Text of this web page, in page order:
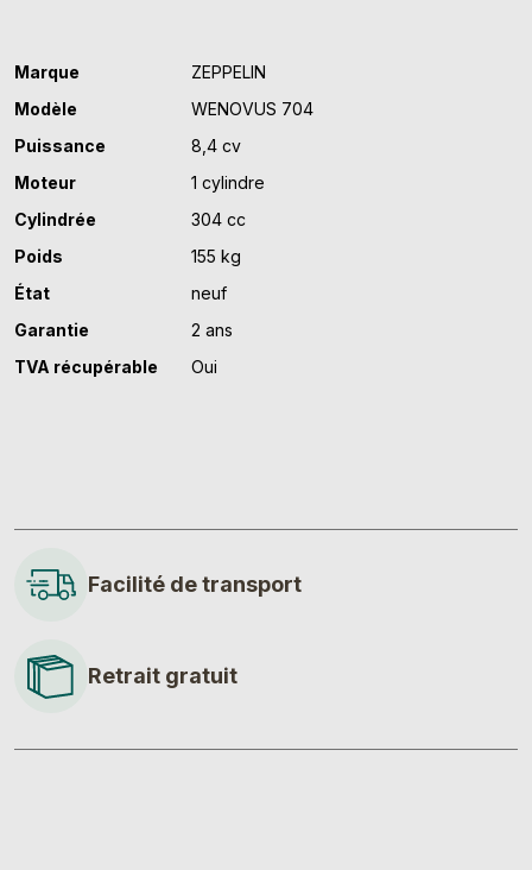
Marque
ZEPPELIN
Modèle
WENOVUS 704
Puissance
8,4 cv
Moteur
1 cylindre
Cylindrée
304 cc
Poids
155 kg
État
neuf
Garantie
2 ans
TVA récupérable
Oui
Facilité de transport
Retrait gratuit